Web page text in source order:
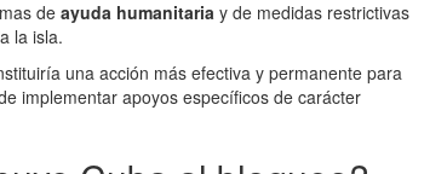
de ayuda humanitaria y de medidas restrictivas
la isla.
una acción más efectiva y permanente para
implementar apoyos específicos de carácter